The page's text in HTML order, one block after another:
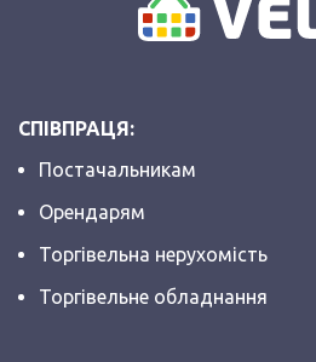
СПІВПРАЦЯ:
Постачальникам
Орендарям
Торгівельна нерухомість
Торгівельне обладнання